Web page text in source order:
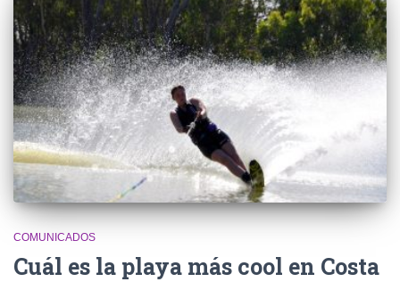
COMUNICADOS
Cuál es la playa más cool en Costa